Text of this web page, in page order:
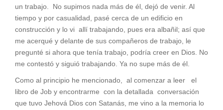
un trabajo. No supimos nada más de él, dejó de venir. Al
tiempo y por casualidad, pasé cerca de un edificio en
construcción y lo vi allí trabajando, pues era albañil; así que
me acerqué y delante de sus compañeros de trabajo, le
pregunté si ahora que tenía trabajo, podría creer en Dios. No
me contestó y siguió trabajando. Ya no supe más de él.
Como al principio he mencionado, al comenzar a leer el
libro de Job y encontrarme con la detallada conversación
que tuvo Jehová Dios con Satanás, me vino a la memoria lo